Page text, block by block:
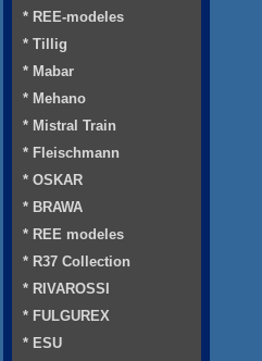
* REE-modeles
* Tillig
* Mabar
* Mehano
* Mistral Train
* Fleischmann
* OSKAR
* BRAWA
* REE modeles
* R37 Collection
* RIVAROSSI
* FULGUREX
* ESU